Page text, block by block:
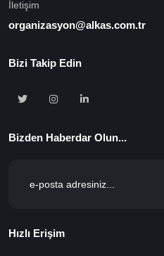
İletişim
organizasyon@alkas.com.tr
Bizi Takip Edin
Bizden Haberdar Olun...
Hızlı Erişim